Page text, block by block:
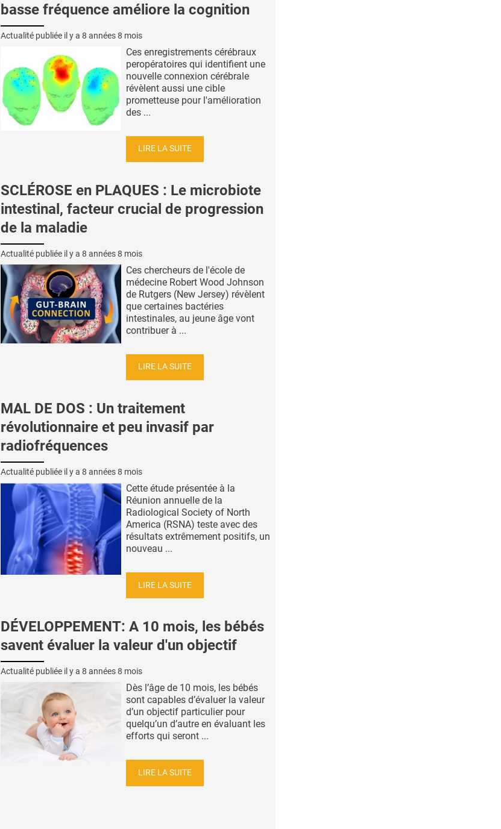
basse fréquence améliore la cognition
Actualité publiée il y a 8 années 8 mois
Ces enregistrements cérébraux
peropératoires qui identifient une
nouvelle connexion cérébrale
révèlent aussi une cible
prometteuse pour l'amélioration
des ...
LIRE LA SUITE
SCLÉROSE en PLAQUES : Le microbiote
intestinal, facteur crucial de progression
de la maladie
Actualité publiée il y a 8 années 8 mois
Ces chercheurs de l'école de
médecine Robert Wood Johnson
de Rutgers (New Jersey) révèlent
que certaines bactéries
intestinales, au jeune âge vont
contribuer à ...
LIRE LA SUITE
MAL DE DOS : Un traitement
révolutionnaire et peu invasif par
radiofréquences
Actualité publiée il y a 8 années 8 mois
Cette étude présentée à la
Réunion annuelle de la
Radiological Society of North
America (RSNA) teste avec des
résultats extrêmement positifs, un
nouveau ...
LIRE LA SUITE
DÉVELOPPEMENT: A 10 mois, les bébés
savent évaluer la valeur d'un objectif
Actualité publiée il y a 8 années 8 mois
Dès l’âge de 10 mois, les bébés
sont capables d’évaluer la valeur
d’un objectif particulier pour
quelqu’un d’autre en évaluant les
efforts qui seront ...
LIRE LA SUITE